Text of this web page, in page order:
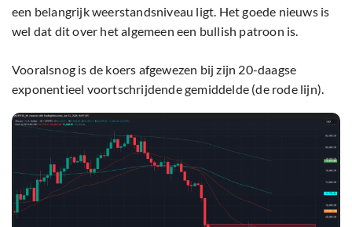
een belangrijk weerstandsniveau ligt. Het goede nieuws is
wel dat dit over het algemeen een bullish patroon is.
Vooralsnog is de koers afgewezen bij zijn 20-daagse
exponentieel voortschrijdende gemiddelde (de rode lijn).